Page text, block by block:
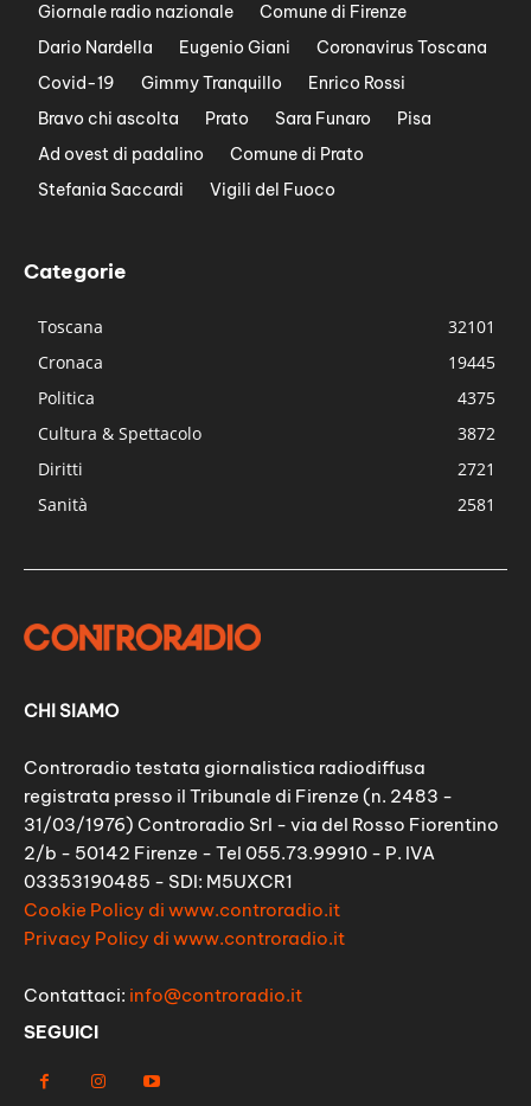
Giornale radio nazionale
Comune di Firenze
Dario Nardella
Eugenio Giani
Coronavirus Toscana
Covid-19
Gimmy Tranquillo
Enrico Rossi
Bravo chi ascolta
Prato Sara Funaro
Pisa
Ad ovest di padalino
Comune di Prato
Stefania Saccardi
Vigili del Fuoco
Categorie
Toscana
32101
Cronaca
19445
Politica
4375
Cultura & Spettacolo
3872
Diritti
2721
Sanità
2581
CHI SIAMO
Controradio testata giornalistica radiodiffusa
registrata presso il Tribunale di Firenze (n. 2483 -
31/03/1976) Controradio Srl - via del Rosso Fiorentino
2/b - 50142 Firenze - Tel 055.73.99910 - P. IVA
03353190485 - SDI: M5UXCR1
Cookie Policy di www.controradio.it
Privacy Policy di www.controradio.it
Contattaci: info@controradio.it
SEGUICI